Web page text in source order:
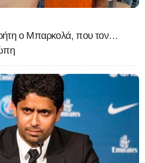
ο Μπαρκολά, που τον…